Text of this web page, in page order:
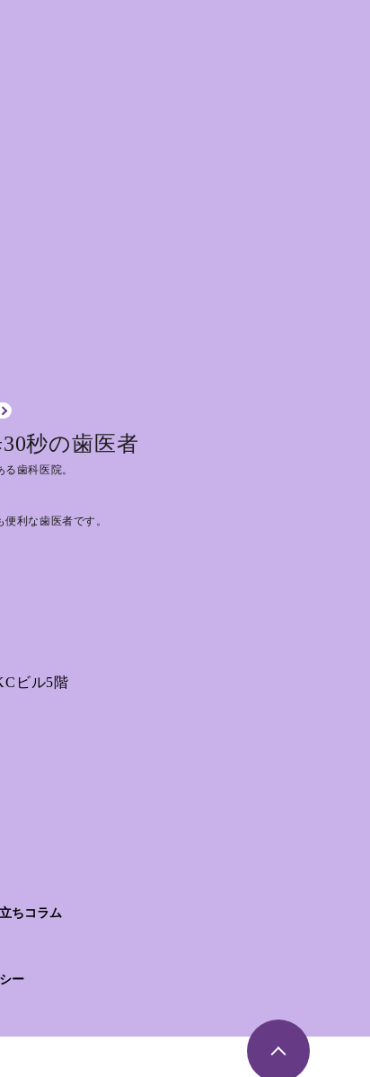
秒の歯医者
歯科医院。
利な歯医者です。
ビル5階
ちコラム
ー